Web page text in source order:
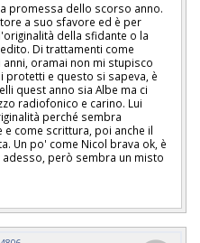
promessa dello scorso anno.
a suo sfavore ed è per
della sfidante o la
Di trattamenti come
oramai non mi stupisco
protetti e questo si sapeva, è
quest anno sia Albe ma ci
radiofonico e carino. Lui
perché sembra
come scrittura, poi anche il
Un po' come Nicol brava ok, è
però sembra un misto